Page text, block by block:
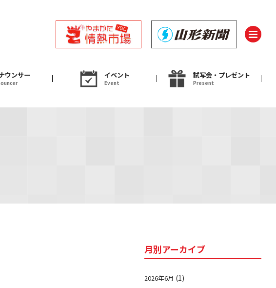
ウンサー イベント
Event
試写会・プレゼント
Present
アナウンサー
Announcer
試写会・プレゼント
月別アーカイブ
2026年6月 (1)